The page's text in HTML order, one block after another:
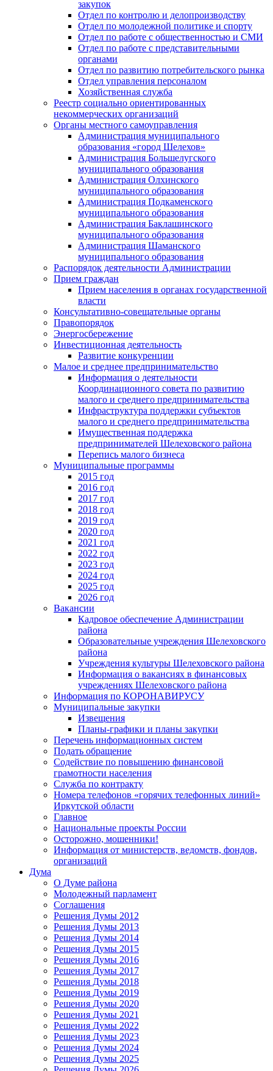
закупок
Отдел по контролю и делопроизводству
Отдел по молодежной политике и спорту
Отдел по работе с общественностью и СМИ
Отдел по работе с представительными
органами
Отдел по развитию потребительского рынка
Отдел управления персоналом
Хозяйственная служба
Реестр социально ориентированных
некоммерческих организаций
Органы местного самоуправления
Администрация муниципального
образования «город Шелехов»
Администрация Большелугского
муниципального образования
Администрация Олхинского
муниципального образования
Администрация Подкаменского
муниципального образования
Администрация Баклашинского
муниципального образования
Администрация Шаманского
муниципального образования
Распорядок деятельности Администрации
Прием граждан
Прием населения в органах государственной
власти
Консультативно-совещательные органы
Правопорядок
Энергосбережение
Инвестиционная деятельность
Развитие конкуренции
Малое и среднее предпринимательство
Информация о деятельности
Координационного совета по развитию
малого и среднего предпринимательства
Инфраструктура поддержки субъектов
малого и среднего предпринимательства
Имущественная поддержка
предпринимателей Шелеховского района
Перепись малого бизнеса
Муниципальные программы
2015 год
2016 год
2017 год
2018 год
2019 год
2020 год
2021 год
2022 год
2023 год
2024 год
2025 год
2026 год
Вакансии
Кадровое обеспечение Администрации
района
Образовательные учреждения Шелеховского
района
Учреждения культуры Шелеховского района
Информация о вакансиях в финансовых
учреждениях Шелеховского района
Информация по КОРОНАВИРУСУ
Муниципальные закупки
Извещения
Планы-графики и планы закупки
Перечень информационных систем
Подать обращение
Содействие по повышению финансовой
грамотности населения
Служба по контракту
Номера телефонов «горячих телефонных линий»
Иркутской области
Главное
Национальные проекты России
Осторожно, мошенники!
Информация от министерств, ведомств, фондов,
организаций
Дума
О Думе района
Молодежный парламент
Соглашения
Решения Думы 2012
Решения Думы 2013
Решения Думы 2014
Решения Думы 2015
Решения Думы 2016
Решения Думы 2017
Решения Думы 2018
Решения Думы 2019
Решения Думы 2020
Решения Думы 2021
Решения Думы 2022
Решения Думы 2023
Решения Думы 2024
Решения Думы 2025